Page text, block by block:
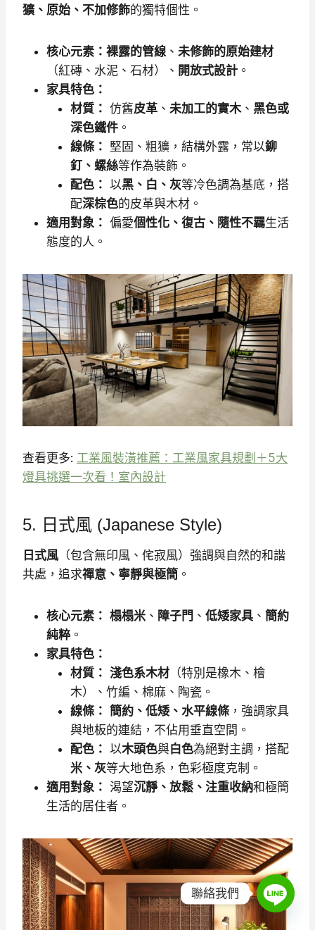
獷、原始、不加修飾的獨特個性。
核心元素：裸露的管線 、 未修飾的原始建材
（紅磚、水泥、石材）、 開放式設計 。
家具特色：
材質： 仿舊皮革 、 未加工的實木、 黑色或
深色鐵件 。
線條： 堅固、粗獷，結構外露，常以鉚
釘、螺絲等作為裝飾。
配色： 以黑、白、灰等冷色調為基底，搭
配深棕色的皮革與木材。
適用對象： 偏愛個性化、復古、隨性不羈生活
態度的人。
查看更多: 工業風裝潢推薦：工業風家具規劃＋5大
燈具挑選一次看！室內設計
5. 日式風 (Japanese Style)
日式風 （包含無印風、侘寂風）強調與自然的和諧
共處，追求禪意、寧靜與極簡 。
核心元素： 榻榻米 、 障子門 、 低矮家具 、 簡約
純粹 。
家具特色：
材質： 淺色系木材 （特別是橡木、檜
木）、竹編、棉麻、陶瓷。
線條： 簡約、低矮、水平線條 ，強調家具
與地板的連結，不佔用垂直空間。
配色： 以木頭色與白色為絕對主調，搭配
米、灰等大地色系，色彩極度克制。
適用對象： 渴望沉靜、放鬆、注重收納和極簡
生活的居住者。
聯絡我們